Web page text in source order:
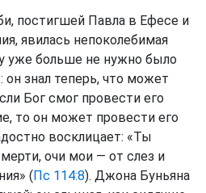
постигшей Павла в Ефесе и
явилась непоколебимая
уже больше не нужно было
он знал теперь, что может
Бог смог провести его
то он может провести его
восклицает: «Ты
очи мои — от слез и
(Пс 114:8). Джона Буньяна